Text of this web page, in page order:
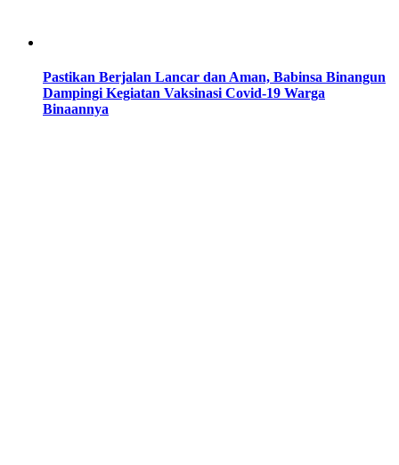
Pastikan Berjalan Lancar dan Aman, Babinsa Binangun
Dampingi Kegiatan Vaksinasi Covid-19 Warga
Binaannya